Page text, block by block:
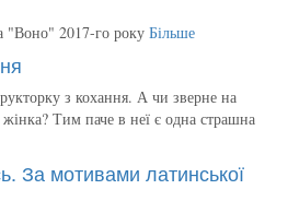
"Воно" 2017-го року Більше
з кохання. А чи зверне на
жінка? Тим паче в неї є одна страшна
За мотивами латинської